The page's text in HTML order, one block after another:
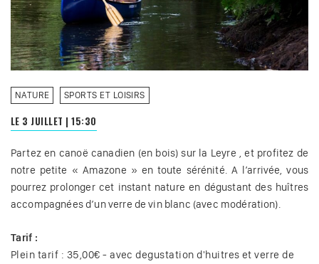
NATURE SPORTS ET LOISIRS
LE 3 JUILLET |15:30
Partez en canoë canadien (en bois) sur la Leyre , et profitez de
notre petite « Amazone » en toute sérénité. A l’arrivée, vous
pourrez prolonger cet instant nature en dégustant des huîtres
accompagnées d’un verre de vin blanc (avec modération).
Tarif :
Plein tarif : 35,00€ - avec degustation d'huitres et verre de